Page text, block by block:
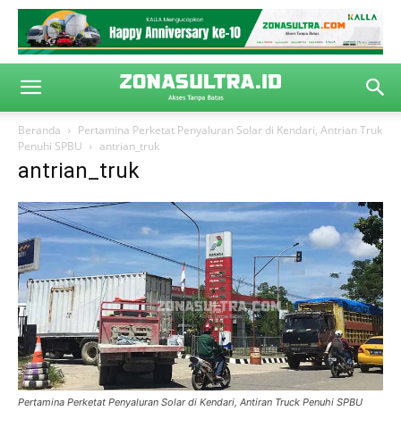
Beranda
Pertamina Perketat Penyaluran Solar di Kendari, Antrian Truk
Penuhi SPBU
antrian_truk
antrian_truk
Pertamina Perketat Penyaluran Solar di Kendari, Antiran Truck Penuhi SPBU